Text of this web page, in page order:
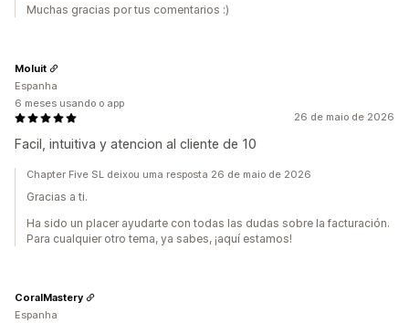
Muchas gracias por tus comentarios :)
26 de maio de 2026
Facil, intuitiva y atencion al cliente de 10
Moluit
Espanha
6 meses usando o app
Chapter Five SL deixou uma resposta 26 de maio de 2026
Gracias a ti.
Ha sido un placer ayudarte con todas las dudas sobre la facturación.
Para cualquier otro tema, ya sabes, ¡aquí estamos!
CoralMastery
Espanha